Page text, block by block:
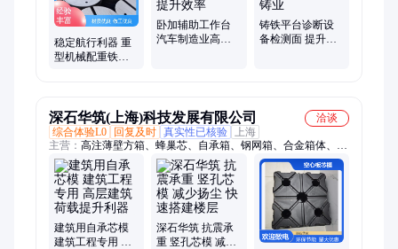
稳定航行利器 重
型机械配重铁提
卧加辅助工作台
汽车制造业高精
铸铁平台诊断设
备检测面 提升工
深石华筑(上海)科技发展有限公司
洽谈
综合体验L0
回复及时 真实性已核验
上海
主营： 高注薄壁方箱、蜂巢芯、自承箱、钢网箱、合金箱体、装
配箱
建筑用自承芯模
建筑工程专用 高
深石华筑 抗震承
重 竖孔芯模 减少